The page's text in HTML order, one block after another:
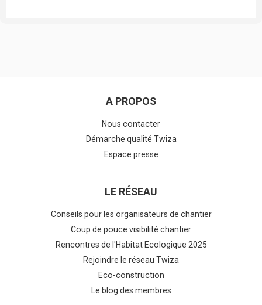
A PROPOS
Nous contacter
Démarche qualité Twiza
Espace presse
LE RÉSEAU
Conseils pour les organisateurs de chantier
Coup de pouce visibilité chantier
Rencontres de l'Habitat Ecologique 2025
Rejoindre le réseau Twiza
Eco-construction
Le blog des membres